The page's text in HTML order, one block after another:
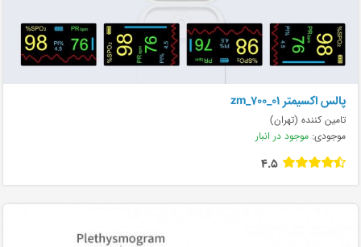
پالس اکسیمتر zm_700_01
تامین کننده (تهران)
موجودی: موجود در انبار
4.5